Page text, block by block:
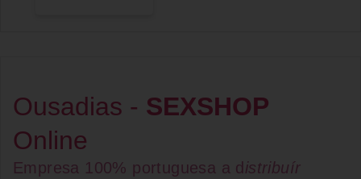
Ousadias - SEXSHOP
Online
Empresa 100% portuguesa a d istribuír